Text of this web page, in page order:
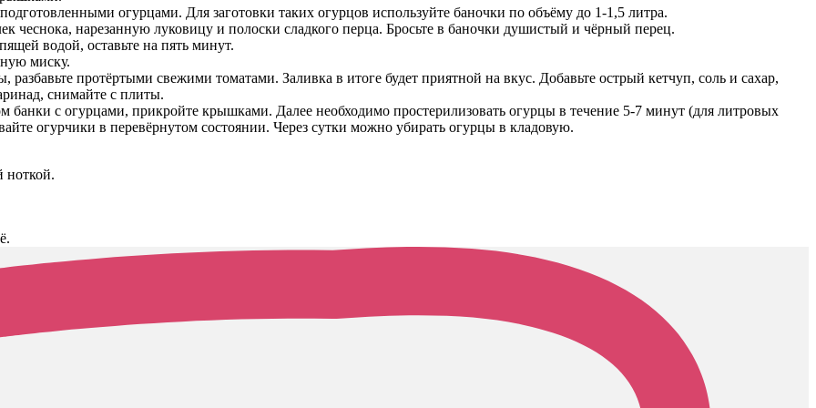
огурцами. Для заготовки таких огурцов используйте баночки по объёму до 1-1,5 литра.
чеснока, нарезанную луковицу и полоски сладкого перца. Бросьте в баночки душистый и чёрный перец.
водой, оставьте на пять минут.
миску.
разбавьте протёртыми свежими томатами. Заливка в итоге будет приятной на вкус. Добавьте острый кетчуп, соль и сахар,
снимайте с плиты.
банки с огурцами, прикройте крышками. Далее необходимо простерилизовать огурцы в течение 5-7 минут (для литровых
огурчики в перевёрнутом состоянии. Через сутки можно убирать огурцы в кладовую.
ноткой.